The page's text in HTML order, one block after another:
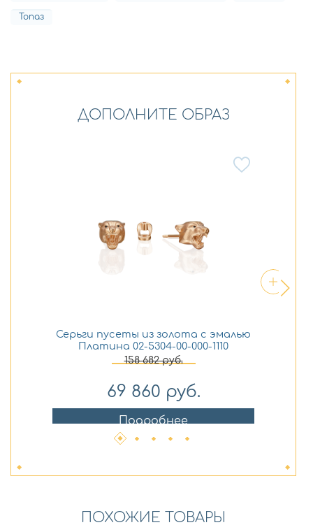
Топаз
ДОПОЛНИТЕ ОБРАЗ
Серьги пусеты из золота с эмалью
Платина 02-5304-00-000-1110
158 682руб.
69 860 руб.
Подробнее
ПОХОЖИЕ ТОВАРЫ